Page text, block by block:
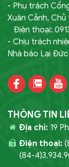
- Phụ trách
Xuân Cảnh, Chủ
Điện thoại:
- Chịu trách
Nhà báo Lại
THÔNG TIN
Địa chỉ: 19
Điện thoại:
(84-